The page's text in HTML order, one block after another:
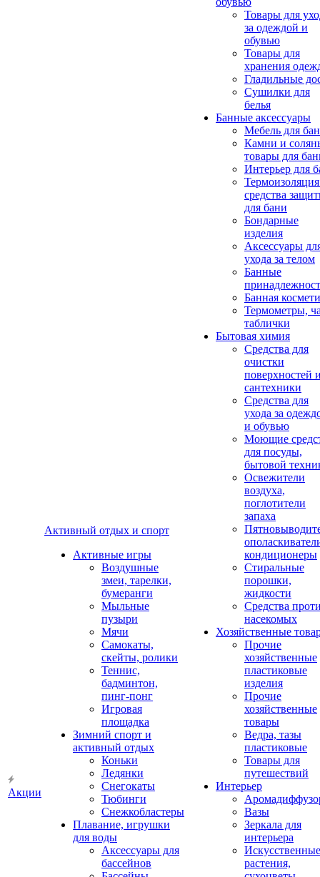
Акции
Активный отдых и спорт
Активные игры
Воздушные
змеи, тарелки,
бумеранги
Мыльные
пузыри
Мячи
Самокаты,
скейты, ролики
Теннис,
бадминтон,
пинг-понг
Игровая
площадка
Зимний спорт и
активный отдых
Коньки
Ледянки
Снегокаты
Тюбинги
Снежкобластеры
Плавание, игрушки
для воды
Аксессуары для
бассейнов
Товары для
за одеждой и
обувью
Товары для
хранения
Гладильные
Сушилки для
белья
Банные аксессуары
Мебель для
Камни и
товары для
Интерьер для
средства
для бани
Бондарные
изделия
Аксеcсуары
ухода за телом
Банные
Банная
Термометры,
таблички
Бытовая химия
Средства для
очистки
поверхностей
сантехники
Средства для
ухода за
и обувью
Моющие
для посуды,
бытовой
Освежители
воздуха,
поглотители
запаха
кондиционеры
Стиральные
порошки,
жидкости
Средства
насекомых
Хозяйственные
Прочие
хозяйственные
пластиковые
изделия
Прочие
хозяйственные
товары
Ведра, тазы
пластиковые
Товары для
путешествий
Интерьер
Вазы
Зеркала для
интерьера
Искусственные
растения,